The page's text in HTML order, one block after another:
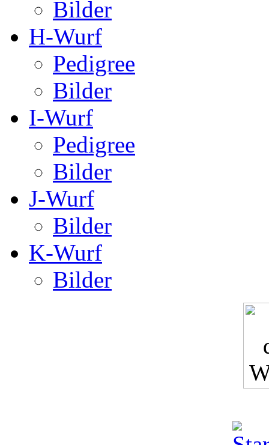
Bilder
H-Wurf
Pedigree
Bilder
I-Wurf
Pedigree
Bilder
J-Wurf
Bilder
K-Wurf
Bilder